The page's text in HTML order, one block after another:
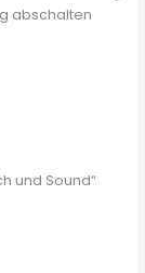
abschalten
und Sound“